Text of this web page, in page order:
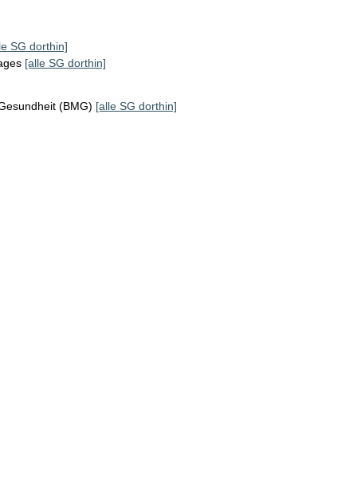
SG dorthin]
[alle SG dorthin]
(BMG) [alle SG dorthin]